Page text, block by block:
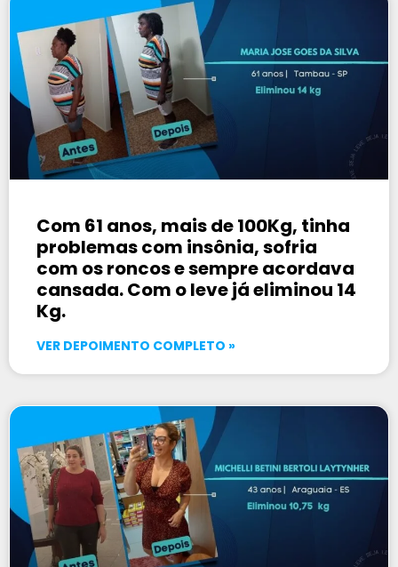
Com 61 anos, mais de 100Kg, tinha
problemas com insônia, sofria
com os roncos e sempre acordava
cansada. Com o leve já eliminou 14
Kg.
VER DEPOIMENTO COMPLETO »